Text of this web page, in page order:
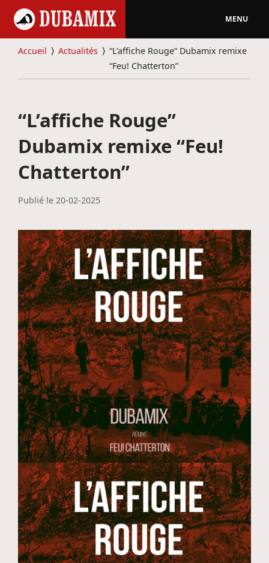
MENU
Accueil ⟩ Actualités⟩ “L’affiche Rouge” Dubamix remixe
“Feu! Chatterton”
“L’affiche Rouge”
Dubamix remixe “Feu!
Chatterton”
Publié le 20-02-2025